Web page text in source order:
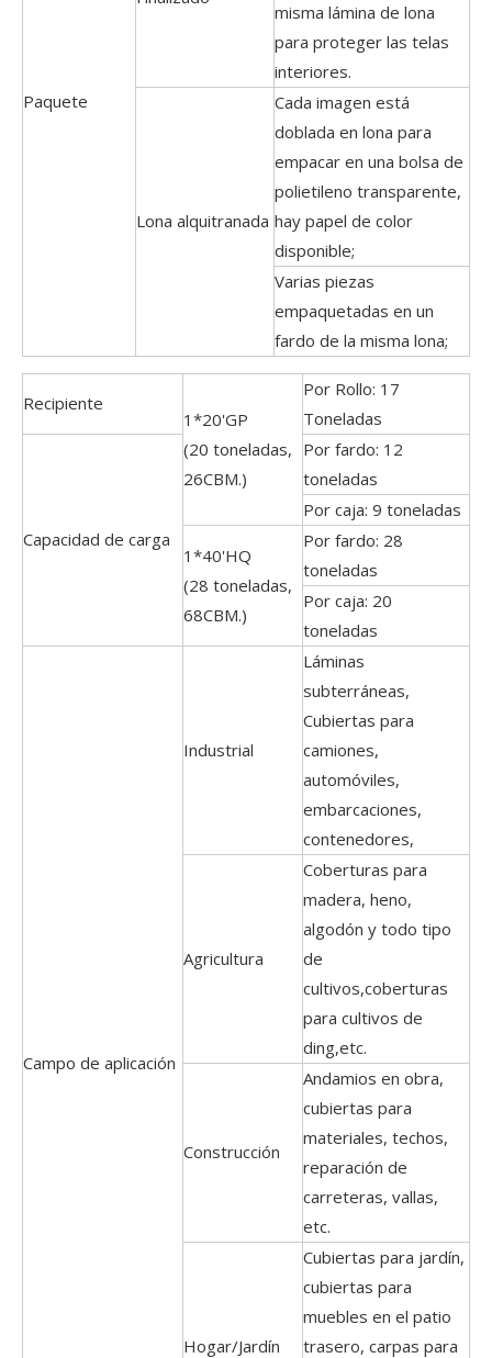
Paquete
misma lámina de lona
para proteger las telas
interiores.
Lona alquitranada
Cada imagen está
doblada en lona para
empacar en una bolsa de
polietileno transparente,
hay papel de color
disponible;
Varias piezas
empaquetadas en un
fardo de la misma lona;
Recipiente
1*20'GP
(20 toneladas,
26CBM.)
Por Rollo: 17
Toneladas
Capacidad de carga
Por fardo: 12
toneladas
Por caja: 9 toneladas
1*40'HQ
(28 toneladas,
68CBM.)
Por fardo: 28
toneladas
Por caja: 20
toneladas
Campo de aplicación
Industrial
Láminas
subterráneas,
Cubiertas para
camiones,
automóviles,
embarcaciones,
contenedores,
Agricultura
Coberturas para
madera, heno,
algodón y todo tipo
de
cultivos,coberturas
para cultivos de
ding,etc.
Construcción
Andamios en obra,
cubiertas para
materiales, techos,
reparación de
carreteras, vallas,
etc.
Hogar/Jardín
Cubiertas para jardín,
cubiertas para
muebles en el patio
trasero, carpas para